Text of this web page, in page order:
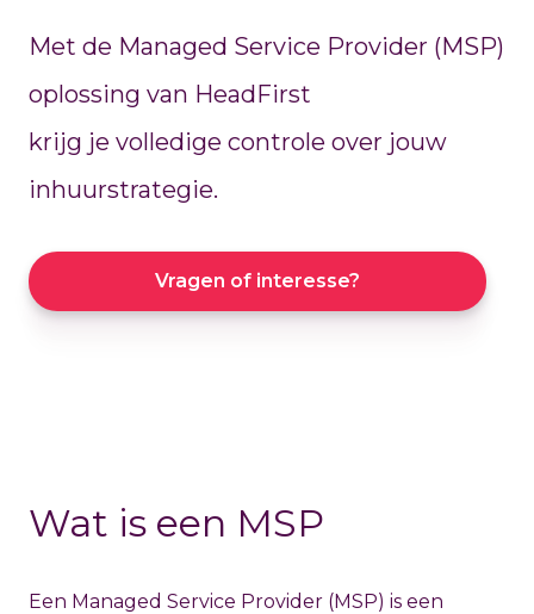
Met de Managed Service Provider (MSP)
oplossing van HeadFirst
krijg je volledige controle over jouw
inhuurstrategie.
Vragen of interesse?
Wat is een MSP
Een Managed Service Provider (MSP) is een